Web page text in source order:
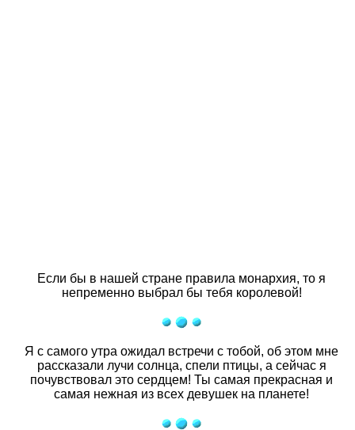
Если бы в нашей стране правила монархия, то я
непременно выбрал бы тебя королевой!
Я с самого утра ожидал встречи с тобой, об этом мне
рассказали лучи солнца, спели птицы, а сейчас я
почувствовал это сердцем! Ты самая прекрасная и
самая нежная из всех девушек на планете!